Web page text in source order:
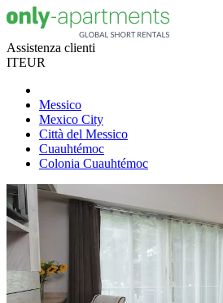
Assistenza clienti
ITEUR
Messico
Mexico City
Città del Messico
Cuauhtémoc
Colonia Cuauhtémoc